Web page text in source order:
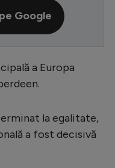
Google
a Europa
la egalitate,
a fost decisivă